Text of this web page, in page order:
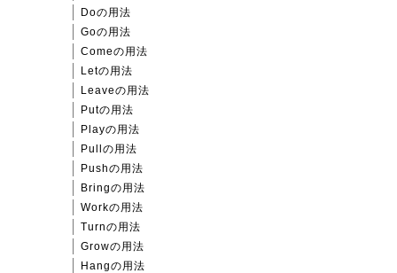
Doの用法
Goの用法
Comeの用法
Letの用法
Leaveの用法
Putの用法
Playの用法
Pullの用法
Pushの用法
Bringの用法
Workの用法
Turnの用法
Growの用法
Hangの用法